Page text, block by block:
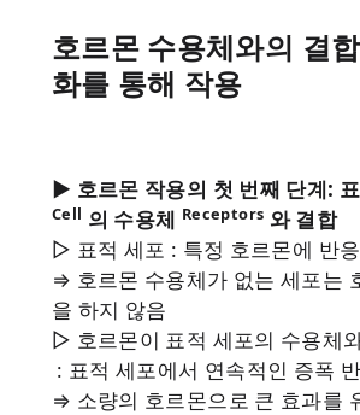
호르몬 수용체와의 결
화를 통해 작용
▶ 호르몬 작용의 첫 번째 단계:
Cell 의 수용체 Receptors 와 결합
▷ 표적 세포 : 특정 호르몬에 반
⇒ 호르몬 수용체가 없는 세포는
을 하지 않음
▷ 호르몬이 표적 세포의 수용체
: 표적 세포에서 연속적인 증폭
⇒ 소량의 호르몬으로 큰 효과를